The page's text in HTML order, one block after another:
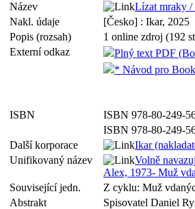
Název
Lízat mraky
Nakl. údaje
[Česko] : Ikar, 2025
Popis (rozsah)
1 online zdroj (192
Externí odkaz
Plný text PDF
* Návod pro
ISBN
ISBN 978-80-249-
ISBN 978-80-249-
Další korporace
Ikar
Unifikovaný název
Volně
Alex, 1973- Muž
Související jedn.
Z cyklu: Muž
Abstrakt
Spisovatel Daniel